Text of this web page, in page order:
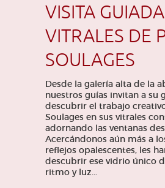
VISITA
VITRALES DE
SOULAGES
Desde la galería alta de la
nuestros guías invitan a su
descubrir el trabajo
Soulages en sus vitrales
adornando las ventanas
Acercándonos aún más a
reflejos opalescentes, les
descubrir ese vidrio único
ritmo y luz...